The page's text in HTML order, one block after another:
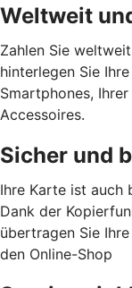
Weltweit
Zahlen Sie
hinterlegen Sie
Smartphones,
Accessoires.
Sicher und
Ihre Karte ist auch
Dank der
übertragen Sie
den Online-Shop